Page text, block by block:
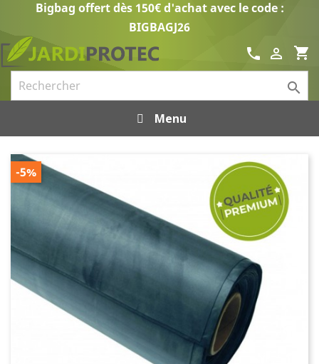
Bigbag offert dès 150€ d'achat avec le code :
BIGBAGJ26
shopping_cart

call

Menu
-5%